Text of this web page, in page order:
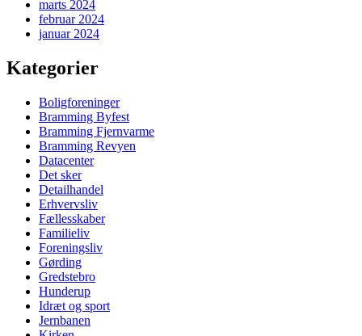
marts 2024
februar 2024
januar 2024
Kategorier
Boligforeninger
Bramming Byfest
Bramming Fjernvarme
Bramming Revyen
Datacenter
Det sker
Detailhandel
Erhvervsliv
Fællesskaber
Familieliv
Foreningsliv
Gørding
Gredstebro
Hunderup
Idræt og sport
Jernbanen